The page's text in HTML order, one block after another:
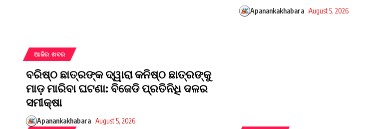
ଆଜିର ଖବର
ବରିଷ୍ଠ ଛାତ୍ରଙ୍କ ଦ୍ୱାରା କନିଷ୍ଠ ଛାତ୍ରଙ୍କୁ
ମାଡ଼ ମାରିବା ଘଟଣା: ବିଜେଡି ପ୍ରତିନିଧି ଦଳର
ସମୀକ୍ଷା
Apanankakhabara August 5, 2026
Apanankakhabara August 5, 2026